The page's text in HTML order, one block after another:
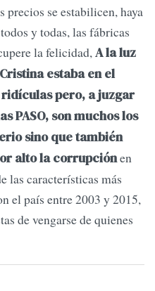
precios se estabilicen, haya
y todas, las fábricas
la felicidad, A la luz
estaba en el
pero, a juzgar
PASO, son muchos los
sino que también
alto la corrupciónen
las características más
el país entre 2003 y 2015,
de vengarse de quienes